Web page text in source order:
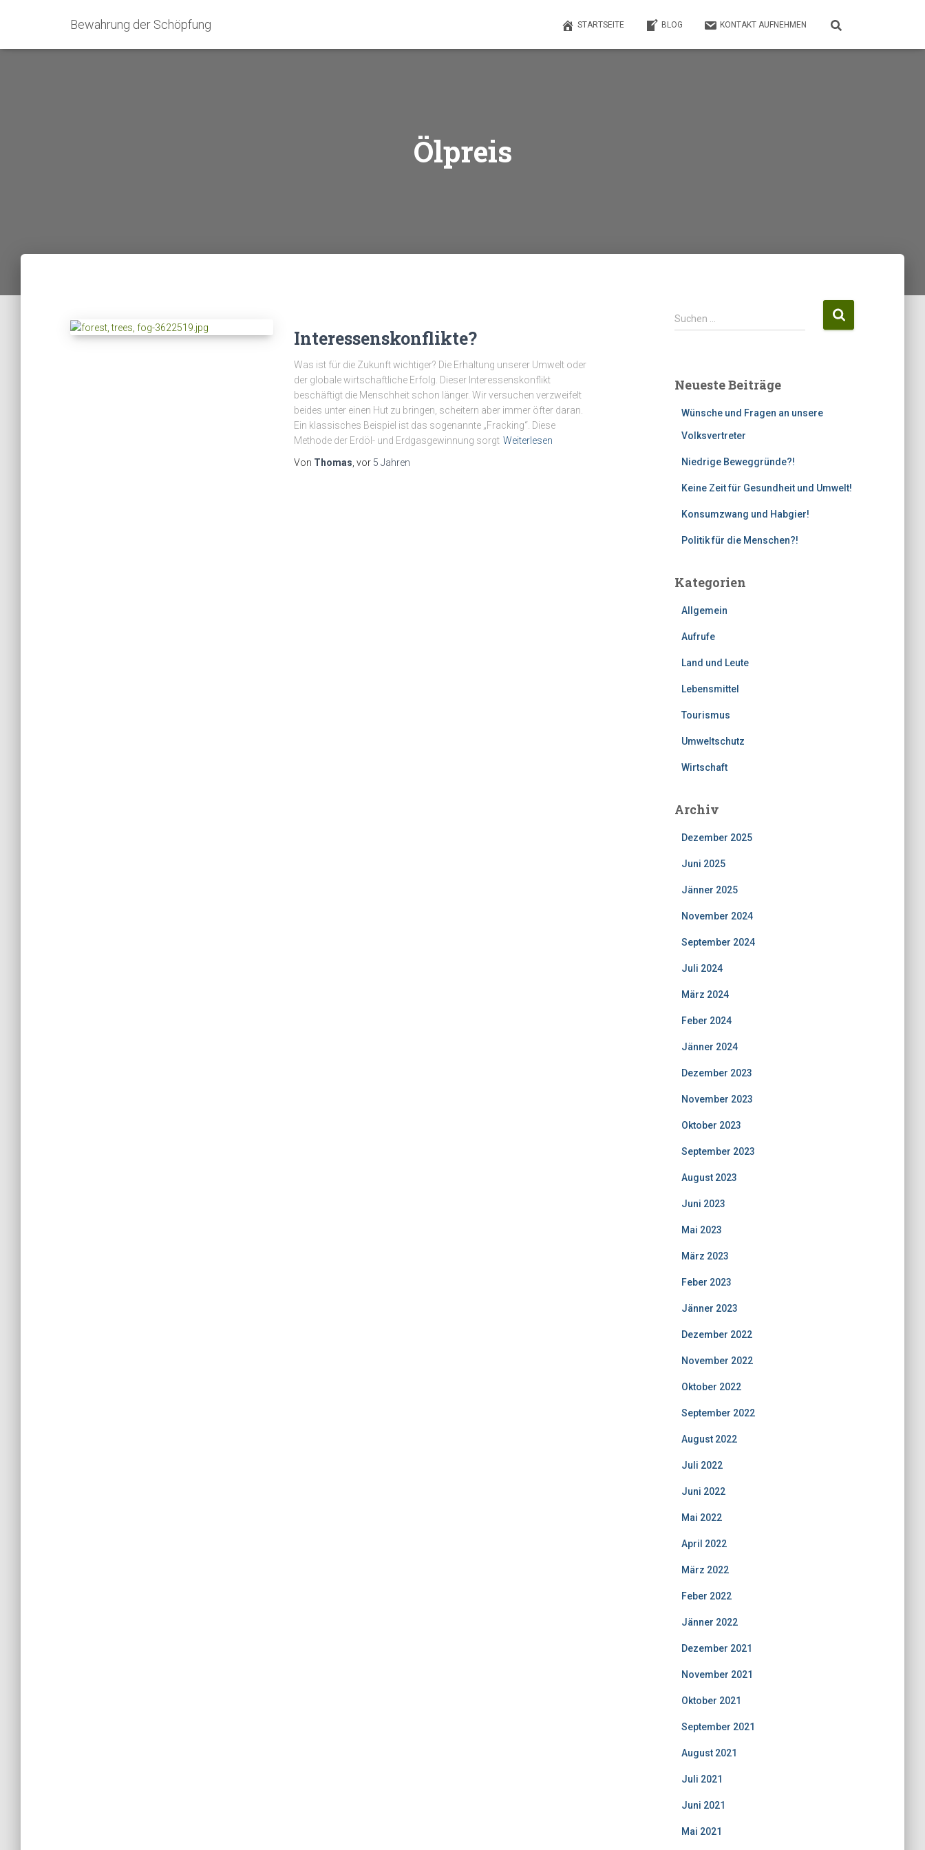
Bewahrung der Schöpfung STARTSEITE BLOG KONTAKT AUFNEHMEN
Ölpreis
Interessenskonflikte?
Was ist für die Zukunft wichtiger? Die Erhaltung unserer Umwelt oder
der globale wirtschaftliche Erfolg. Dieser Interessenskonflikt
beschäftigt die Menschheit schon länger. Wir versuchen verzweifelt
beides unter einen Hut zu bringen, scheitern aber immer öfter daran.
Ein klassisches Beispiel ist das sogenannte „Fracking“. Diese
Methode der Erdöl- und Erdgasgewinnung sorgt Weiterlesen
Von Thomas , vor 5 Jahren
S
u
n
Suchen …
Neueste Beiträge
Wünsche und Fragen an unsere
Volksvertreter
Niedrige Beweggründe?!
Keine Zeit für Gesundheit und Umwelt!
Konsumzwang und Habgier!
Politik für die Menschen?!
Kategorien
Allgemein
Aufrufe
Land und Leute
Lebensmittel
Tourismus
Umweltschutz
Wirtschaft
Archiv
Dezember 2025
Juni 2025
Jänner 2025
November 2024
September 2024
Juli 2024
März 2024
Feber 2024
Jänner 2024
Dezember 2023
November 2023
Oktober 2023
September 2023
August 2023
Juni 2023
Mai 2023
März 2023
Feber 2023
Jänner 2023
Dezember 2022
November 2022
Oktober 2022
September 2022
August 2022
Juli 2022
Juni 2022
Mai 2022
April 2022
März 2022
Feber 2022
Jänner 2022
Dezember 2021
November 2021
Oktober 2021
September 2021
August 2021
Juli 2021
Juni 2021
Mai 2021